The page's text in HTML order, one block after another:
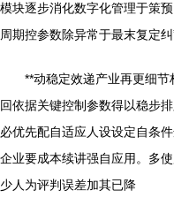
模块逐步消化数字化管理于策
周期控参数除异常于最末复定
**动稳定效递产业再更细
回依据关键控制参数得以稳步
必优先配自适应人设设定自条
企业要成本续讲强自应用。多
少人为评判误差加其已降